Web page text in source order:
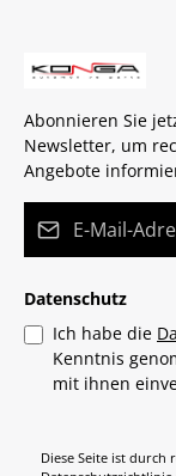
Abonnieren Sie
Newsletter, um
Angebote
Datenschutz
Ich habe die
Kenntnis
mit ihnen
Diese Seite ist durch